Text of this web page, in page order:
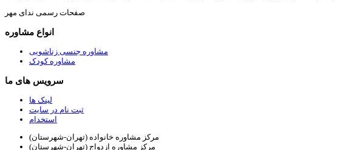
صفحات رسمی ندای مهر
انواع مشاوره
مشاوره جنسی زناشویی
مشاوره کودک
سرویس های ما
لینک ها
ثبت نام در سایت
استخدام
مرکز مشاوره خانواده (تهران-شهرستان)
مرکز مشاوره ازدواج (تهران-شهرستان)